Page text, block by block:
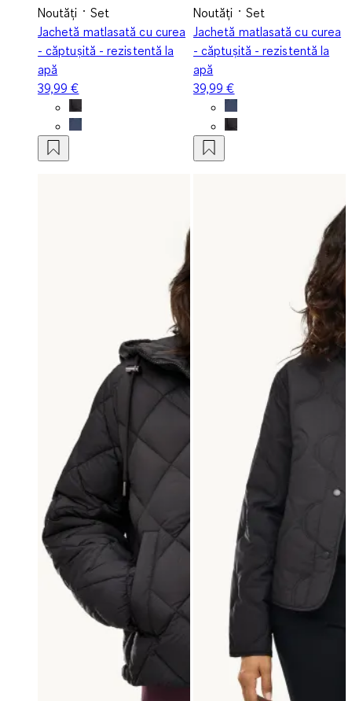
Noutăți
Set
Jachetă matlasată cu curea
- căptușită - rezistentă la
apă
39,99 €
Noutăți
Set
Jachetă matlasată cu curea
- căptușită - rezistentă la
apă
39,99 €